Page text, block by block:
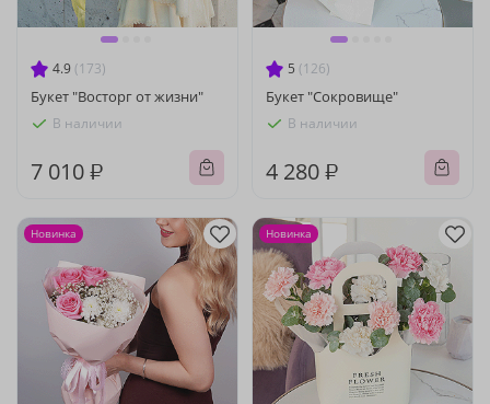
4.9 (173)
Букет "Восторг от жизни"
В наличии
7 010 ₽
5 (126)
Букет "Сокровище"
В наличии
4 280 ₽
Новинка Новинка